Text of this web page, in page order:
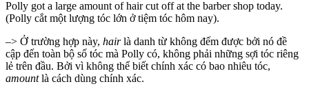
Polly got a large amount of hair cut off at the barber shop today.
(Polly cắt một lượng tóc lớn ở tiệm tóc hôm nay).
–> Ở trường hợp này, hairlà danh từ không đếm được bởi nó đề
cập đến toàn bộ số tóc mà Polly có, không phải những sợi tóc riêng
lẻ trên đầu. Bởi vì không thể biết chính xác có bao nhiêu tóc,
amountlà cách dùng chính xác.